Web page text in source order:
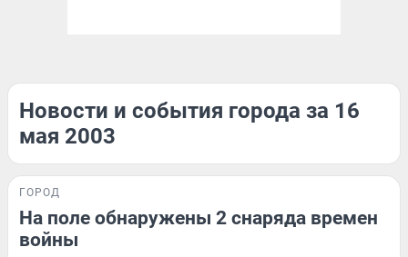
Новости и события города за 16
мая 2003
ГОРОД
На поле обнаружены 2 снаряда времен
войны